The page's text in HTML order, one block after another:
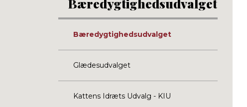
Bæredygtighedsudvalget
Glædesudvalget
Kattens Idræts Udvalg - KIU